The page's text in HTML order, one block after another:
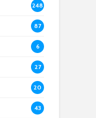
248
87
6
27
20
43